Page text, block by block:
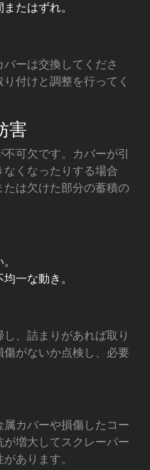
たはずれ。
ーは交換してくださ
付けと調整を行ってく
害
可欠です。カバーが引
くなったりする場合
は欠けた部分の蓄積の
一な動き。
、詰まりがあれば取り
がないか点検し、必要
カバーや損傷したコー
増大してスクレーパー
あります。